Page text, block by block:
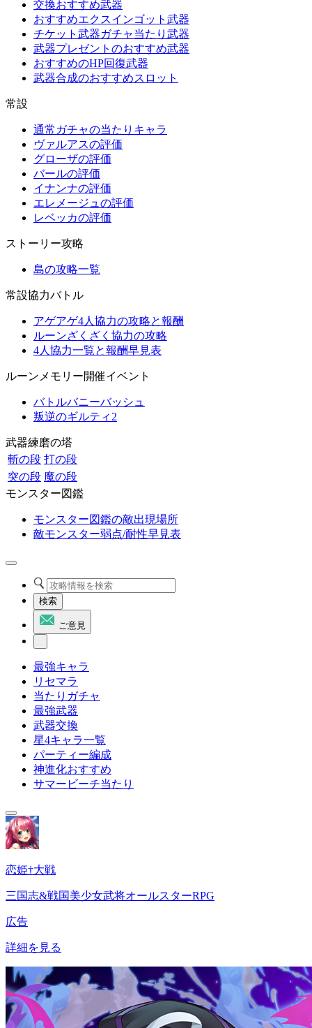
交換おすすめ武器
おすすめエクスインゴット武器
チケット武器ガチャ当たり武器
武器プレゼントのおすすめ武器
おすすめのHP回復武器
武器合成のおすすめスロット
常設
通常ガチャの当たりキャラ
ヴァルアスの評価
グローザの評価
バールの評価
イナンナの評価
エレメージュの評価
レベッカの評価
ストーリー攻略
島の攻略一覧
常設協力バトル
アゲアゲ4人協力の攻略と報酬
ルーンざくざく協力の攻略
4人協力一覧と報酬早見表
ルーンメモリー開催イベント
バトルバニーバッシュ
叛逆のギルティ2
武器練磨の塔
斬の段 打の段
突の段 魔の段
モンスター図鑑
モンスター図鑑の敵出現場所
敵モンスター弱点/耐性早見表
検索
ご意見
最強キャラ
リセマラ
当たりガチャ
最強武器
武器交換
星4キャラ一覧
パーティー編成
神進化おすすめ
サマービーチ当たり
恋姫†大戦
三国志&戦国美少女武将オールスターRPG
広告
詳細を見る